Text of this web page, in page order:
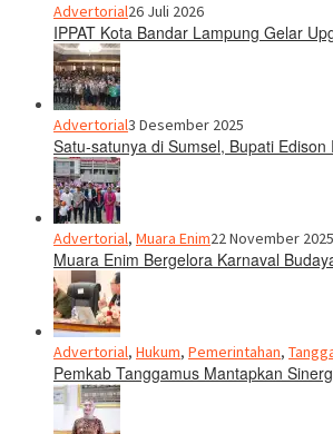
Advertorial26 Juli 2026
IPPAT Kota Bandar Lampung Gelar
Advertorial3 Desember 2025
Satu-satunya di Sumsel, Bupati
Advertorial, Muara Enim22 November 2025
Muara Enim Bergelora Karnaval
Advertorial, Hukum, Pemerintahan,
Pemkab Tanggamus Mantapkan